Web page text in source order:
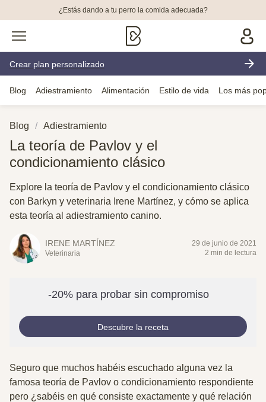
¿Estás dando a tu perro la comida adecuada?
Crear plan personalizado
Blog Adiestramiento Alimentación Estilo de vida Los más
Blog Adiestramiento
La teoría de Pavlov y el
condicionamiento clásico
Explore la teoría de Pavlov y el condicionamiento clásico
con Barkyn y veterinaria Irene Martínez, y cómo se aplica
esta teoría al adiestramiento canino.
IRENE MARTÍNEZ
Veterinaria
29 de junio de 2021
2 min de lectura
-20% para probar sin compromiso
Descubre la receta
Seguro que muchos habéis escuchado alguna vez la
famosa teoría de Pavlov o condicionamiento respondiente
pero ¿sabéis en qué consiste exactamente y qué relación